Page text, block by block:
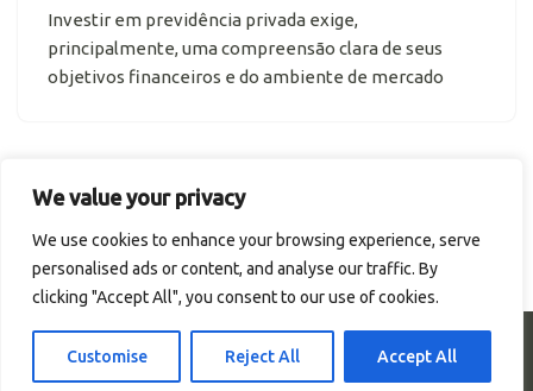
We value your privacy
We use cookies to enhance your browsing experience, serve
personalised ads or content, and analyse our traffic. By
clicking "Accept All", you consent to our use of cookies.
Customise Reject All Accept All
Investir em previdência privada exige,
principalmente, uma compreensão clara de seus
objetivos financeiros e do ambiente de mercado
© Portal Renda. Todos os direitos reservados.
Termos de Uso Política de Privacidade